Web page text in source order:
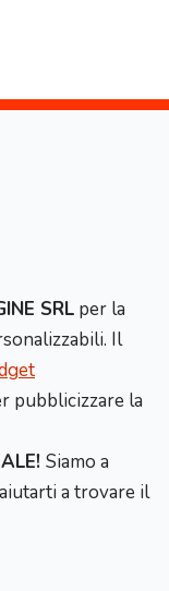
SRL per la
Il
pubblicizzare la
Siamo a
a trovare il